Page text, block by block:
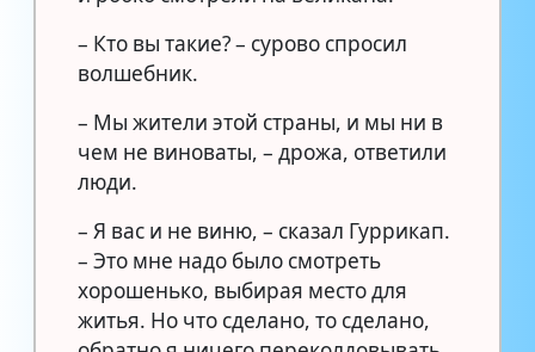
– Кто вы такие? – сурово спросил
волшебник.
– Мы жители этой страны, и мы ни в
чем не виноваты, – дрожа, ответили
люди.
– Я вас и не виню, – сказал Гуррикап.
– Это мне надо было смотреть
хорошенько, выбирая место для
житья. Но что сделано, то сделано,